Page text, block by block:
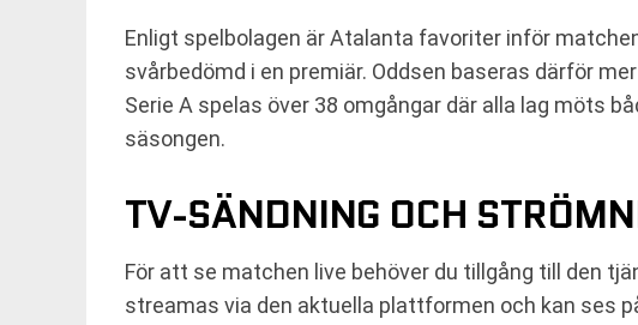
Enligt spelbolagen är Atalanta favoriter inför
svårbedömd i en premiär. Oddsen baseras därför
Serie A spelas över 38 omgångar där alla lag möts
säsongen.
TV-SÄNDNING OCH
För att se matchen live behöver du tillgång till den
streamas via den aktuella plattformen och kan ses